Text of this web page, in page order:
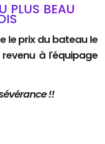
PLUS BEAU
le prix du bateau le
à l'équipage
!!